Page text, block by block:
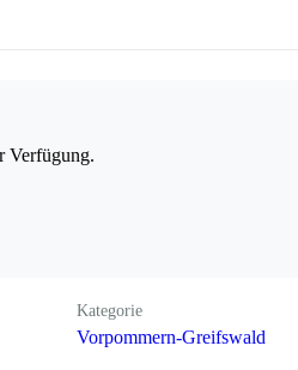
Verfügung.
Kategorie
Vorpommern-Greifswald